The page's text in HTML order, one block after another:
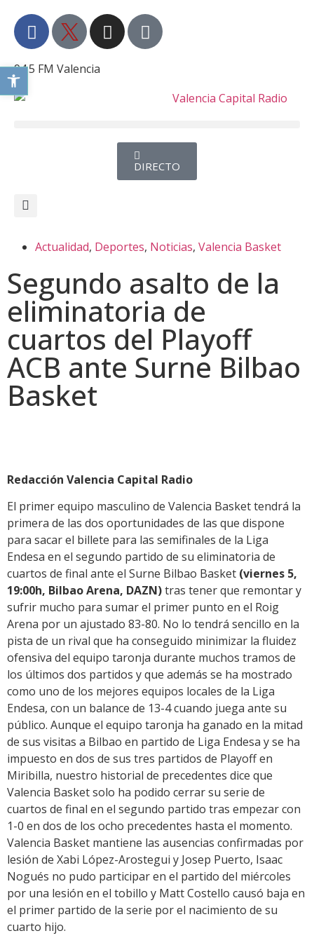
94.5 FM Valencia
DIRECTO
Actualidad, Deportes, Noticias, Valencia Basket
Segundo asalto de la
eliminatoria de
cuartos del Playoff
ACB ante Surne Bilbao
Basket
Redacción Valencia Capital Radio
El primer equipo masculino de Valencia Basket tendrá la
primera de las dos oportunidades de las que dispone
para sacar el billete para las semifinales de la Liga
Endesa en el segundo partido de su eliminatoria de
cuartos de final ante el Surne Bilbao Basket (viernes 5,
19:00h, Bilbao Arena, DAZN)tras tener que remontar y
sufrir mucho para sumar el primer punto en el Roig
Arena por un ajustado 83-80. No lo tendrá sencillo en la
pista de un rival que ha conseguido minimizar la fluidez
ofensiva del equipo taronja durante muchos tramos de
los últimos dos partidos y que además se ha mostrado
como uno de los mejores equipos locales de la Liga
Endesa, con un balance de 13-4 cuando juega ante su
público. Aunque el equipo taronja ha ganado en la mitad
de sus visitas a Bilbao en partido de Liga Endesa y se ha
impuesto en dos de sus tres partidos de Playoff en
Miribilla, nuestro historial de precedentes dice que
Valencia Basket solo ha podido cerrar su serie de
cuartos de final en el segundo partido tras empezar con
1-0 en dos de los ocho precedentes hasta el momento.
Valencia Basket mantiene las ausencias confirmadas por
lesión de Xabi López-Arostegui y Josep Puerto, Isaac
Nogués no pudo participar en el partido del miércoles
por una lesión en el tobillo y Matt Costello causó baja en
el primer partido de la serie por el nacimiento de su
cuarto hijo.
Abrir barra de herramientas